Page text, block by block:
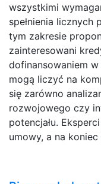
wszystkimi
spełnienia licznych
tym zakresie
zainteresowani
dofinansowaniem w
mogą liczyć na
się zarówno
rozwojowego czy
potencjału.
umowy, a na